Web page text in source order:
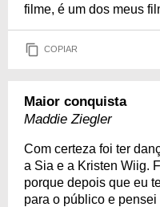
filme, é um dos meus
COPIAR
Maior conquista
Maddie Ziegler
Com certeza foi ter
a Sia e a Kristen Wiig.
porque depois que eu
para o público e